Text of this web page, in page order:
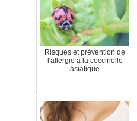
Risques et prévention de
l'allergie à la coccinelle
asiatique